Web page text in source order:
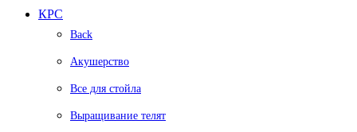
КРС
Back
Акушерство
Все для стойла
Выращивание телят